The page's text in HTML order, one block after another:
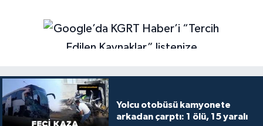
Yolcu otobüsü kamyonete
arkadan çarptı: 1 ölü, 15 yaralı